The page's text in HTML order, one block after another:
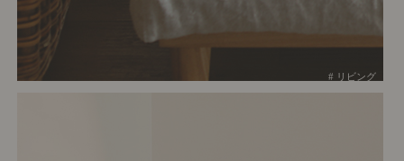
# リビング